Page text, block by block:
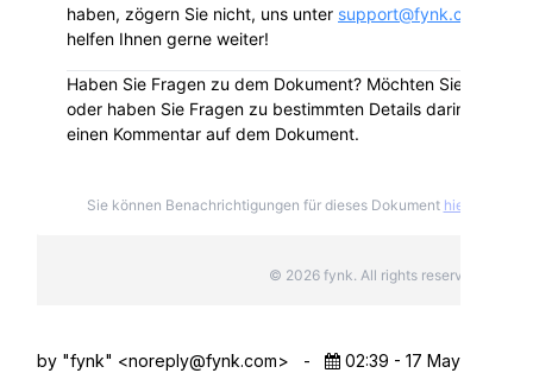
haben, zögern Sie nicht, uns unter support@fynk.com
helfen Ihnen gerne weiter!
Haben Sie Fragen zu dem Dokument? Möchten Sie das
oder haben Sie Fragen zu bestimmten Details darin?
einen Kommentar auf dem Dokument.
Sie können Benachrichtigungen für dieses Dokument hier
© 2026 fynk. All rights reserved.
by "fynk" <noreply@fynk.com> -
02:39 - 17 May